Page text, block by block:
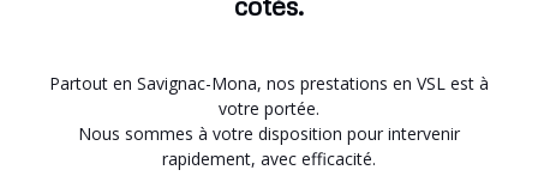
Partout en Savignac-Mona, nos prestations en VSL est à
votre portée.
Nous sommes à votre disposition pour intervenir
rapidement, avec efficacité.